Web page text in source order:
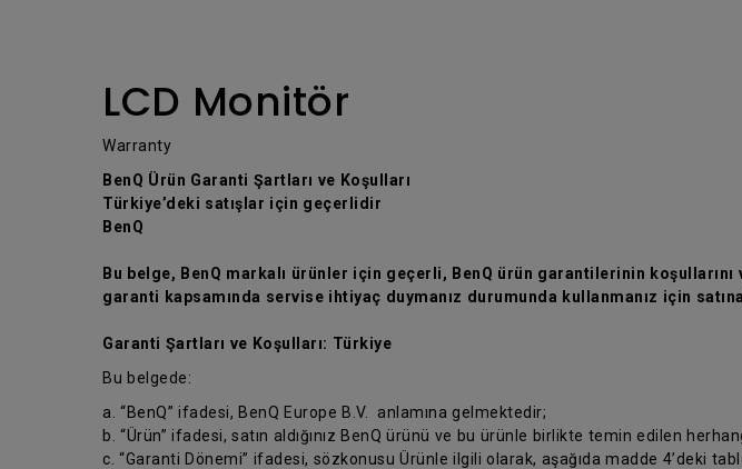
LCD Monitör
Warranty
BenQ Ürün Garanti Şartları ve Koşulları
Türkiye’deki satışlar için geçerlidir
BenQ
Bu belge, BenQ markalı ürünler için geçerli, BenQ ürün garantilerinin
garanti kapsamında servise ihtiyaç duymanız durumunda kullanmanız için
Garanti Şartları ve Koşulları: Türkiye
Bu belgede:
a. “BenQ” ifadesi, BenQ Europe B.V. anlamına gelmektedir;
b. “Ürün” ifadesi, satın aldığınız BenQ ürünü ve bu ürünle birlikte temin edilen
c. “Garanti Dönemi” ifadesi, sözkonusu Ürünle ilgili olarak, aşağıda madde 4’deki